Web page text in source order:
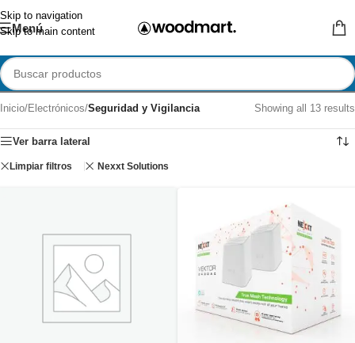
Skip to navigation
Skip to main content
Menú
Inicio/Electrónicos/Seguridad y Vigilancia Showing all 13 results
Ver barra lateral
Limpiar filtros Nexxt Solutions